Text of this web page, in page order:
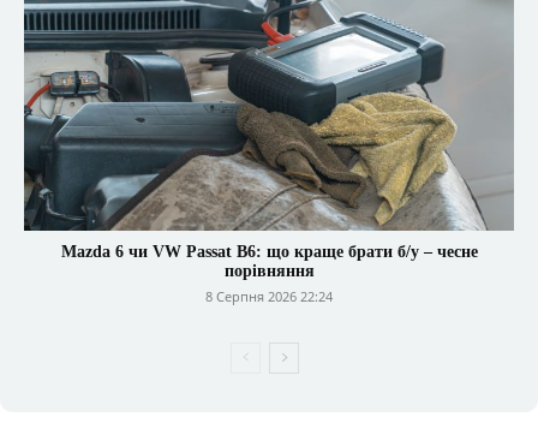
Mazda 6 чи VW Passat B6: що краще брати б/у – чесне
порівняння
8 Серпня 2026 22:24